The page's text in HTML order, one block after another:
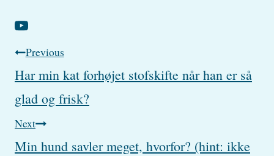
Post
navigation
Previous
Har min kat forhøjet stofskifte når han er så
glad og frisk?
Next
Min hund savler meget, hvorfor? (hint: ikke